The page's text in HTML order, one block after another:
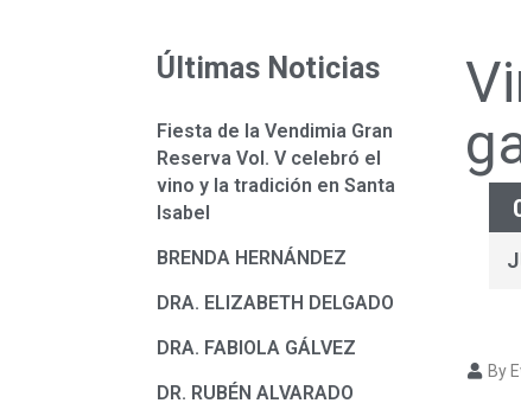
Últimas Noticias
Fiesta de la Vendimia Gran
Reserva Vol. V celebró el
vino y la tradición en Santa
Isabel
BRENDA HERNÁNDEZ
DRA. ELIZABETH DELGADO
DRA. FABIOLA GÁLVEZ
DR. RUBÉN ALVARADO
By